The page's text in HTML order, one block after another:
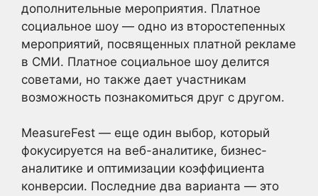
дополнительные мероприятия. Платное
социальное шоу — одно из второстепенных
мероприятий, посвященных платной рекламе
в СМИ. Платное социальное шоу делится
советами, но также дает участникам
возможность познакомиться друг с другом.
MeasureFest — еще один выбор, который
фокусируется на веб-аналитике, бизнес-
аналитике и оптимизации коэффициента
конверсии. Последние два варианта — это